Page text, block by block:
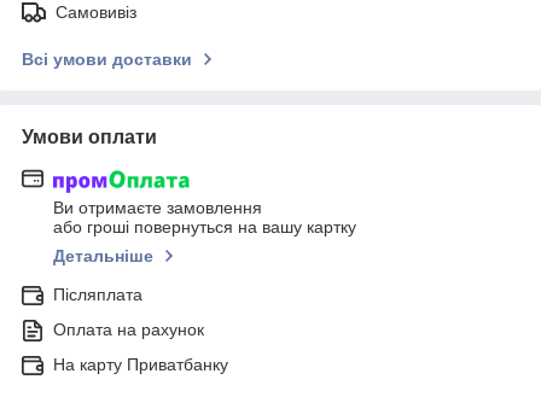
Самовивіз
Всі умови доставки
Умови оплати
Ви отримаєте замовлення
або гроші повернуться на вашу картку
Детальніше
Післяплата
Оплата на рахунок
На карту Приватбанку